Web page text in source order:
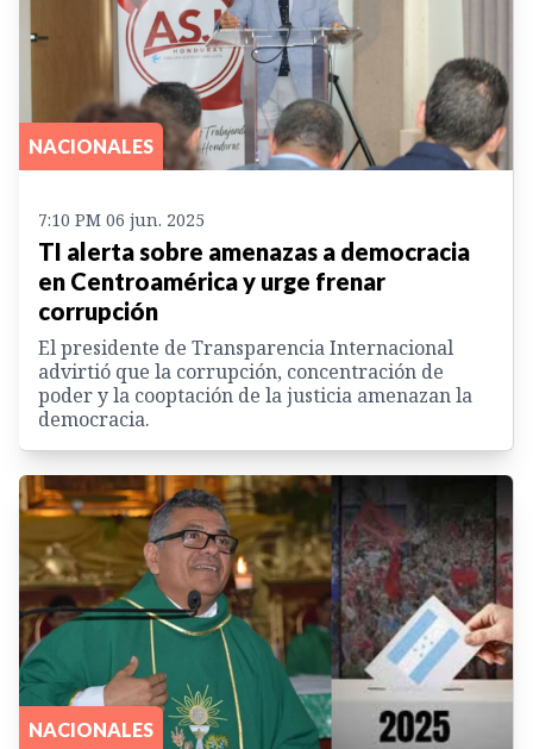
NACIONALES
7:10 PM 06 jun. 2025
TI alerta sobre amenazas a democracia
en Centroamérica y urge frenar
corrupción
El presidente de Transparencia Internacional
advirtió que la corrupción, concentración de
poder y la cooptación de la justicia amenazan la
democracia.
NACIONALES